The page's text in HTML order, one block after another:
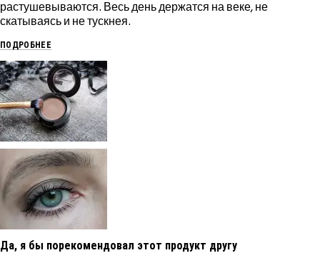
растушевываются. Весь день держатся на веке, не
скатываясь и не тускнея.
ПОДРОБНЕЕ
Да, я бы порекомендовал этот продукт другу